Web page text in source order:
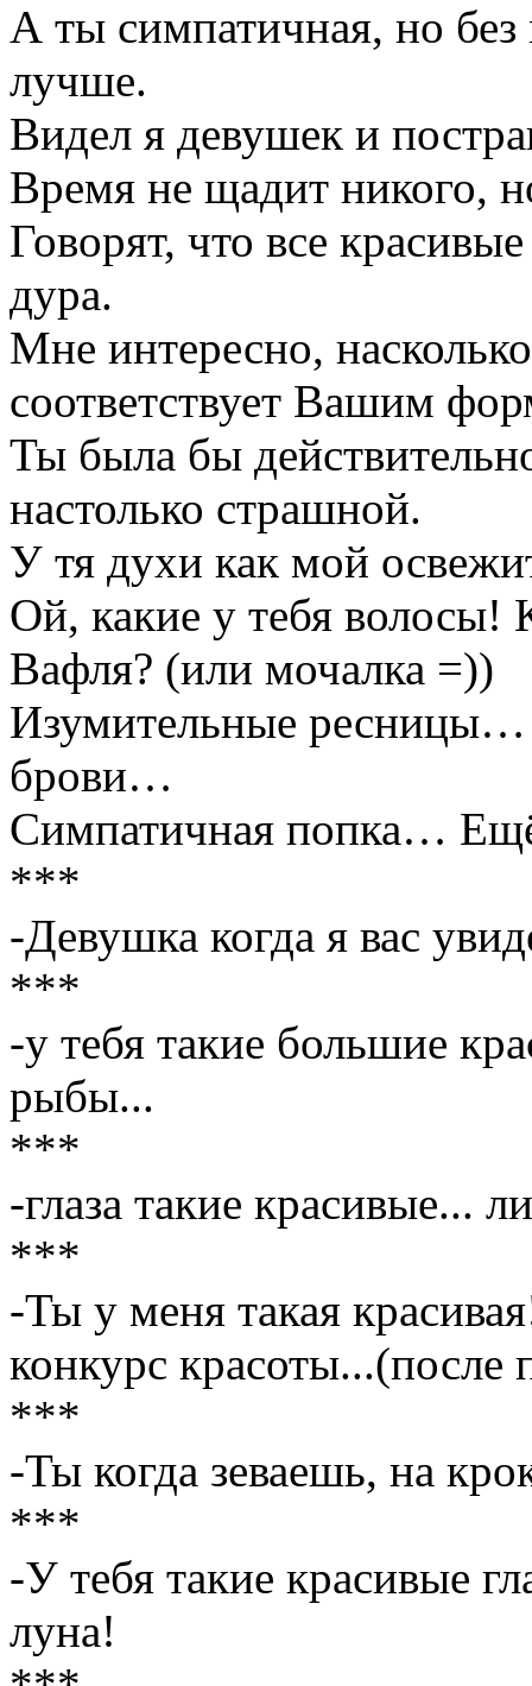
А ты симпатичная, но
лучше.
Видел я девушек и
Время не щадит никого,
Говорят, что все
дура.
Мне интересно,
соответствует Вашим
Ты была бы
настолько страшной.
У тя духи как мой
Ой, какие у тебя волосы!
Вафля? (или мочалка =))
Изумительные
брови…
Симпатичная попка…
***
-Девушка когда я вас
***
-у тебя такие большие
рыбы...
***
-глаза такие красивые...
***
-Ты у меня такая
конкурс красоты...(после
***
-Ты когда зеваешь, на
***
-У тебя такие красивые
луна!